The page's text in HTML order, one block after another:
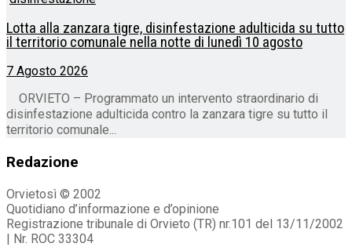
Lotta alla zanzara tigre, disinfestazione adulticida su tutto
il territorio comunale nella notte di lunedì 10 agosto
7 Agosto 2026
ORVIETO – Programmato un intervento straordinario di
disinfestazione adulticida contro la zanzara tigre su tutto il
territorio comunale...
Redazione
Orvietosì © 2002
Quotidiano d’informazione e d’opinione
Registrazione tribunale di Orvieto (TR) nr.101 del 13/11/2002
| Nr. ROC 33304